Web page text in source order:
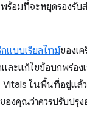
ร้อมที่จะหยุดรองรับ
แบบเรียลไทม์ของเ
ละแก้ไขข้อบกพร่อง
ในพื้นที่อยู่แล้ว
ของคุณว่าควรปรับปรุง